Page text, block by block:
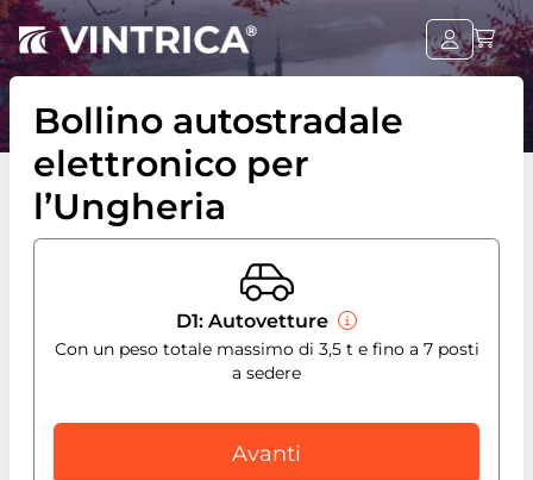
Bollino autostradale
elettronico per
l’Ungheria
D1: Autovetture
Con un peso totale massimo di 3,5 t e fino a 7 posti
a sedere
Avanti